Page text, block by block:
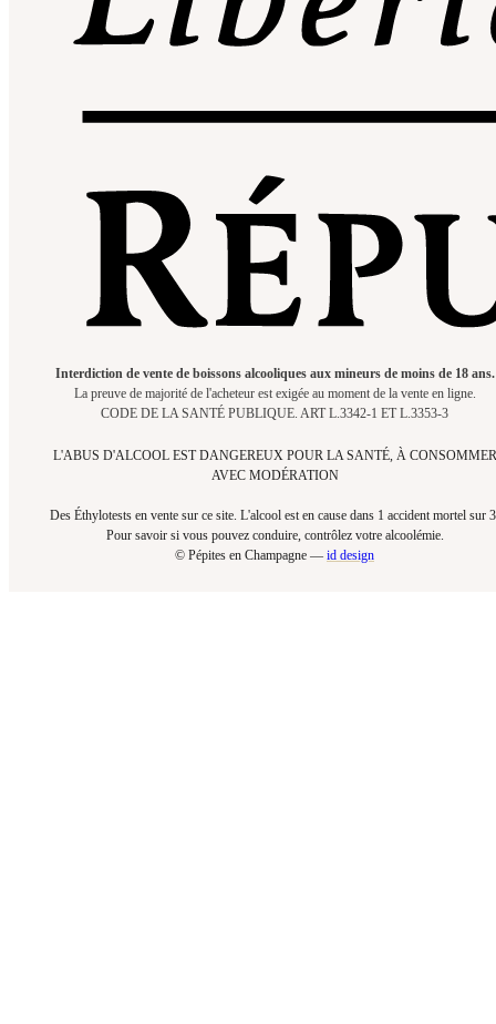
Interdiction de vente de boissons alcooliques aux mineurs de moins de 18 ans.
La preuve de majorité de l'acheteur est exigée au moment de la vente en ligne.
CODE DE LA SANTÉ PUBLIQUE. ART L.3342-1 ET L.3353-3
L'ABUS D'ALCOOL EST DANGEREUX POUR LA SANTÉ, À CONSOMMER
AVEC MODÉRATION
Des Éthylotests en vente sur ce site. L'alcool est en cause dans 1 accident mortel sur
Pour savoir si vous pouvez conduire, contrôlez votre alcoolémie.​
© Pépites en Champagne — id design